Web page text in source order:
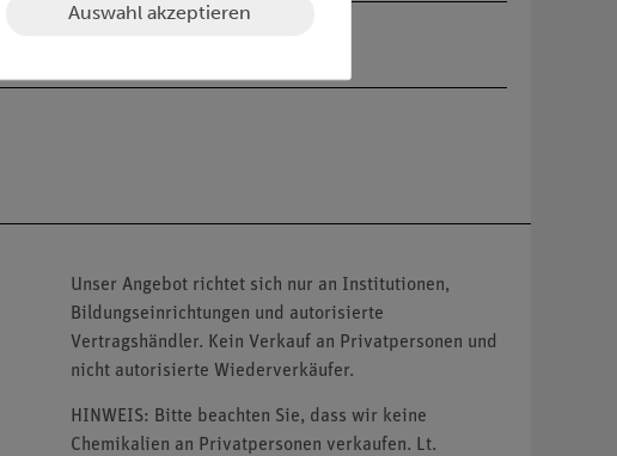
Unser Angebot richtet sich nur an Institutionen,
Bildungseinrichtungen und autorisierte
Vertragshändler. Kein Verkauf an Privatpersonen und
nicht autorisierte Wiederverkäufer.
HINWEIS: Bitte beachten Sie, dass wir keine
Chemikalien an Privatpersonen verkaufen. Lt.
Auswahl akzeptieren